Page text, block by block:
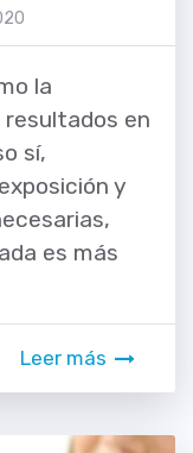
la
en
sí,
y
es más
Leer más